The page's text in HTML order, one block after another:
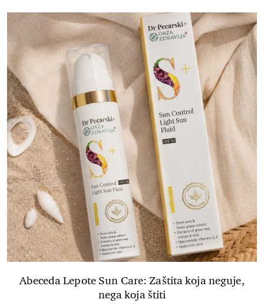
Abeceda Lepote Sun Care: Zaštita koja neguje,
nega koja štiti